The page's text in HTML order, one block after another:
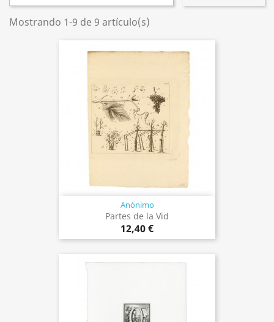
Mostrando 1-9 de 9 artículo(s)
Anónimo
Partes de la Vid
12,40 €